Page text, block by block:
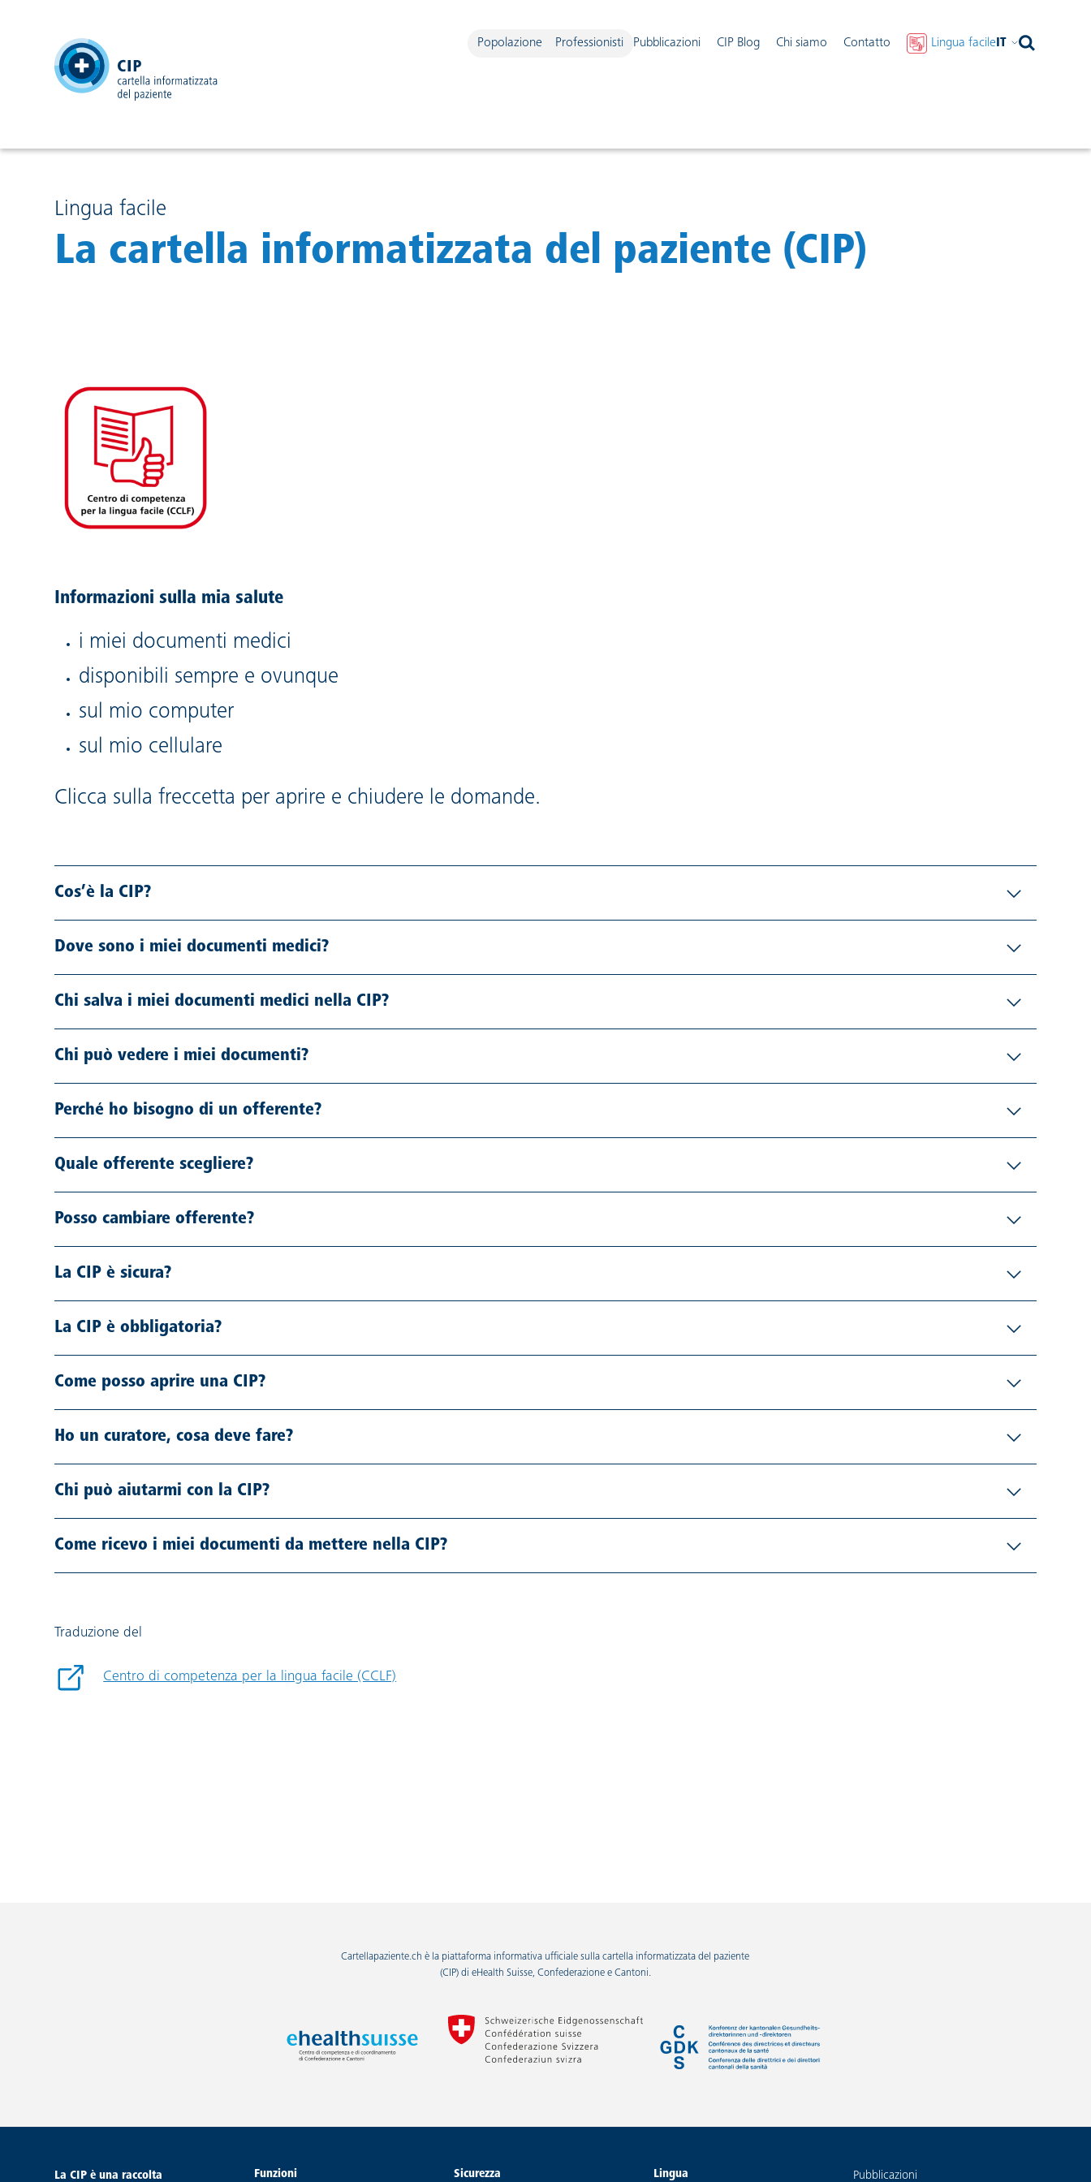
Popolazione Professionisti Pubblicazioni CIP Blog Chi siamo Contatto Lingua facile IT
Lingua facile
La cartella informatizzata del paziente (CIP)
Informazioni sulla mia salute
i miei documenti medici
disponibili sempre e ovunque
sul mio computer
sul mio cellulare
Clicca sulla freccetta per aprire e chiudere le domande.
Cos’è la CIP?
Dove sono i miei documenti medici?
Chi salva i miei documenti medici nella CIP?
Chi può vedere i miei documenti?
Perché ho bisogno di un offerente?
Quale offerente scegliere?
Posso cambiare offerente?
La CIP è sicura?
La CIP è obbligatoria?
Come posso aprire una CIP?
Ho un curatore, cosa deve fare?
Chi può aiutarmi con la CIP?
Come ricevo i miei documenti da mettere nella CIP?
Traduzione del
Link esterno:
Centro di competenza per la lingua facile (CCLF)
Cartellapaziente.ch è la piattaforma informativa ufficiale sulla cartella informatizzata del paziente
(CIP) di eHealth Suisse, Confederazione e Cantoni.
La CIP è una raccolta Funzioni Sicurezza Lingua Pubblicazioni